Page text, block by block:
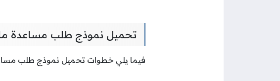
تحميل نموذج طلب مساعدة
فيما يلي خطوات تحميل نموذج طلب